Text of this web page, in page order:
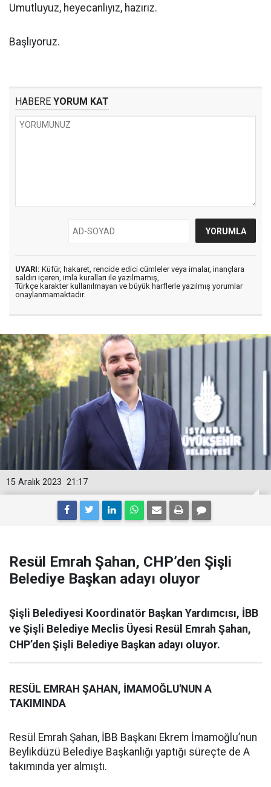
Umutluyuz, heyecanlıyız, hazırız.
Başlıyoruz.
HABERE YORUM KAT
UYARI: Küfür, hakaret, rencide edici cümleler veya imalar, inançlara
saldırı içeren, imla kuralları ile yazılmamış,
Türkçe karakter kullanılmayan ve büyük harflerle yazılmış yorumlar
onaylanmamaktadır.
21:17
15 Aralık 2023
Resül Emrah Şahan, CHP’den Şişli
Belediye Başkan adayı oluyor
Şişli Belediyesi Koordinatör Başkan Yardımcısı, İBB
ve Şişli Belediye Meclis Üyesi Resül Emrah Şahan,
CHP’den Şişli Belediye Başkan adayı oluyor.
RESÜL EMRAH ŞAHAN, İMAMOĞLU'NUN A
TAKIMINDA
Resül Emrah Şahan, İBB Başkanı Ekrem İmamoğlu’nun
Beylikdüzü Belediye Başkanlığı yaptığı süreçte de A
takımında yer almıştı.